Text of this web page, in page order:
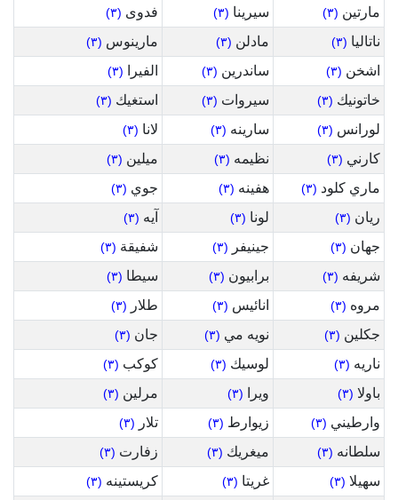
مارتين (٣) سيرينا (٣) فدوى (٣)
ناتاليا (٣) مادلن (٣) مارينوس (٣)
اشخن (٣) ساندرين (٣) الفيرا (٣)
خاتونيك (٣) سيروات (٣) استغيك (٣)
لورانس (٣) سارينه (٣) لانا (٣)
كارني (٣) نظيمه (٣) ميلين (٣)
ماري كلود (٣) هفينه (٣) جوي (٣)
ريان (٣) لونا (٣) آيه (٣)
جهان (٣) جينيفر (٣) شفيقة (٣)
شريفه (٣) برابيون (٣) سيطا (٣)
مروه (٣) انائيس (٣) طلار (٣)
جكلين (٣) نويه مي (٣) جان (٣)
ناريه (٣) لوسيك (٣) كوكب (٣)
باولا (٣) ويرا (٣) مرلين (٣)
وارطيني (٣) زيوارط (٣) تلار (٣)
سلطانه (٣) ميغريك (٣) زفارت (٣)
سهيلا (٣) غريتا (٣) كريستينه (٣)